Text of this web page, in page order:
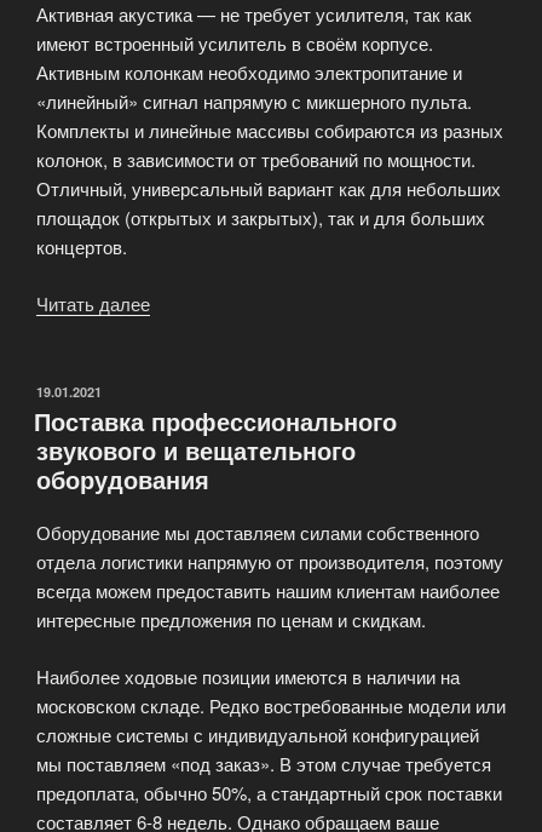
Активная акустика — не требует усилителя, так как
имеют встроенный усилитель в своём корпусе.
Активным колонкам необходимо электропитание и
«линейный» сигнал напрямую с микшерного пульта.
Комплекты и линейные массивы собираются из разных
колонок, в зависимости от требований по мощности.
Отличный, универсальный вариант как для небольших
площадок (открытых и закрытых), так и для больших
концертов.
Читать далее
воспроизведения
звука»
ОПУБЛИКОВАНО
19.01.2021
Поставка профессионального
звукового и вещательного
оборудования
Оборудование мы доставляем силами собственного
отдела логистики напрямую от производителя, поэтому
всегда можем предоставить нашим клиентам наиболее
интересные предложения по ценам и скидкам.
Наиболее ходовые позиции имеются в наличии на
московском складе. Редко востребованные модели или
сложные системы с индивидуальной конфигурацией
мы поставляем «под заказ». В этом случае требуется
предоплата, обычно 50%, а стандартный срок поставки
составляет 6-8 недель. Однако обращаем ваше